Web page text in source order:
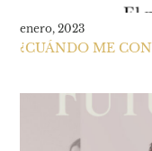
enero, 2023
¿CUÁNDO ME